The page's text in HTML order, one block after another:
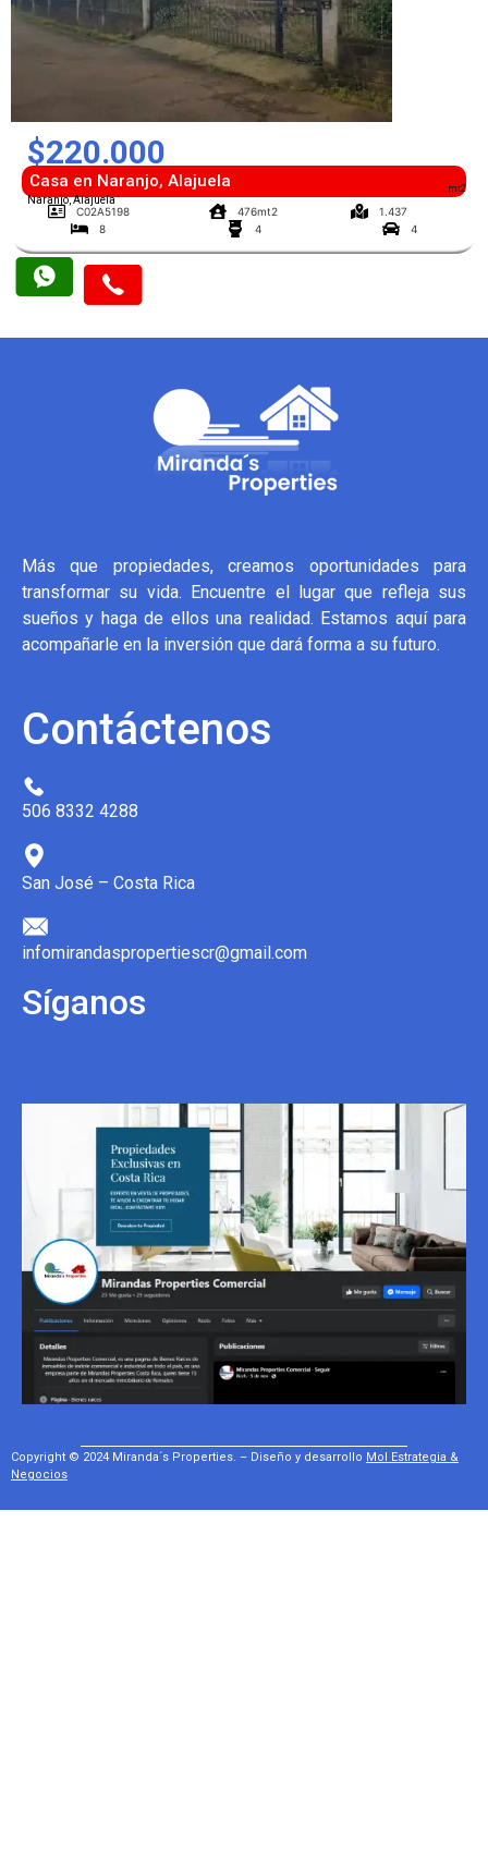
mt2
$220.000
Casa en Naranjo, Alajuela
Naranjo, Alajuela
C02A5198 476mt2
1.437
8
4 4
Más que propiedades, creamos oportunidades para
transformar su vida. Encuentre el lugar que refleja sus
sueños y haga de ellos una realidad. Estamos aquí para
acompañarle en la inversión que dará forma a su futuro.
Contáctenos
506 8332 4288
San José – Costa Rica
infomirandaspropertiescr@gmail.com
Síganos
Copyright © 2024 Miranda´s Properties. – Diseño y desarrollo Mol Estrategia &
Negocios